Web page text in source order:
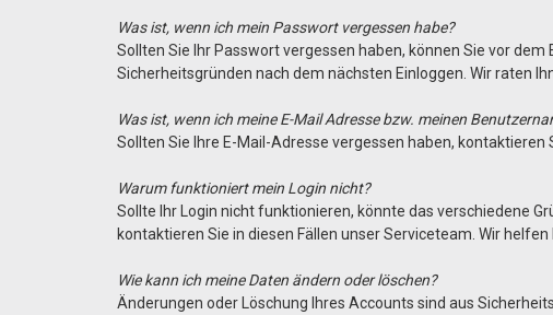
Was ist, wenn ich mein Passwort vergessen habe?
Sollten Sie Ihr Passwort vergessen haben, können Sie vor
Sicherheitsgründen nach dem nächsten Einloggen. Wir raten
Was ist, wenn ich meine E-Mail Adresse bzw. meinen
Sollten Sie Ihre E-Mail-Adresse vergessen haben,
Warum funktioniert mein Login nicht?
Sollte Ihr Login nicht funktionieren, könnte das verschiedene
kontaktieren Sie in diesen Fällen unser Serviceteam. Wir helfen
Wie kann ich meine Daten ändern oder löschen?
Änderungen oder Löschung Ihres Accounts sind aus